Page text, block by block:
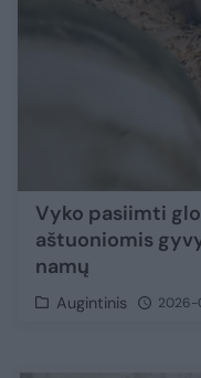
Vyko pasiimti
aštuoniomis
namų
Augintinis